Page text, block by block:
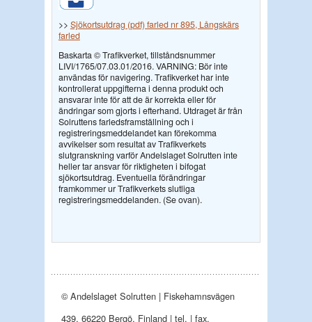
>> Sjökortsutdrag (pdf) farled nr 895, Långskärs
farled
Baskarta © Trafikverket, tillståndsnummer
LIVI/1765/07.03.01/2016. VARNING: Bör inte
användas för navigering. Trafikverket har inte
kontrollerat uppgifterna i denna produkt och
ansvarar inte för att de är korrekta eller för
ändringar som gjorts i efterhand. Utdraget är från
Solruttens farledsframställning och i
registreringsmeddelandet kan förekomma
avvikelser som resultat av Trafikverkets
slutgranskning varför Andelslaget Solrutten inte
heller tar ansvar för riktigheten i bifogat
sjökortsutdrag. Eventuella förändringar
framkommer ur Trafikverkets slutliga
registreringsmeddelanden. (Se ovan).
© Andelslaget Solrutten | Fiskehamnsvägen
439, 66220 Bergö, Finland | tel. | fax.